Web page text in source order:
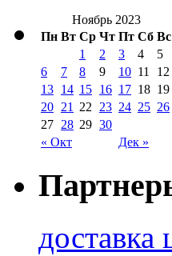
Ноябрь 2023
Пн Вт Ср Чт Пт Сб Вс
« Окт Дек »
1 2 3 4
5
6
7 8 9 10 11
12
13 14 15 16 17 18 19
20 21 22 23 24 25 26
27 28 29 30
доставка